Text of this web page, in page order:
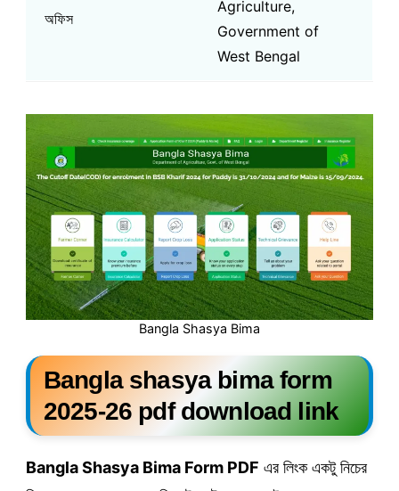
অফিস
Agriculture,
Government of
West Bengal
Bangla Shasya Bima
Bangla shasya bima form
2025-26 pdf download link
Bangla Shasya Bima Form PDF এর লিংক একটু নিচের